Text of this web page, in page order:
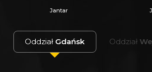
Gwarantujemy bezpieczny zakup i
CENĘ.
Oferujemy skuteczną i bezpłatną
uzyskaniu kredytu.
Jantar
Oddział Gdańsk Oddział